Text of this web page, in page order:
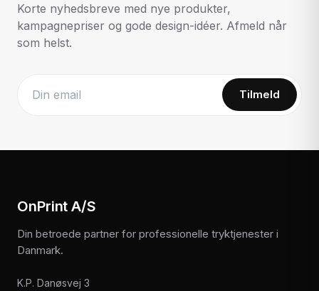
Korte nyhedsbreve med nye produkter,
kampagnepriser og gode design-idéer. Afmeld når
som helst.
Tilmeld
OnPrint A/S
Din betroede partner for professionelle tryktjenester i
Danmark.
K.P. Danøsvej 3